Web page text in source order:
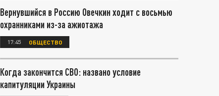
Вернувшийся в Россию Овечкин ходит с восьмью
охранниками из-за ажиотажа
17:45 ОБЩЕСТВО
Когда закончится СВО: названо условие
капитуляции Украины